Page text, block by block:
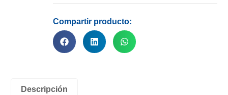
Compartir producto:
Descripción